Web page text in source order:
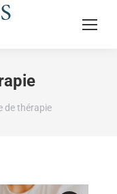
de thérapie